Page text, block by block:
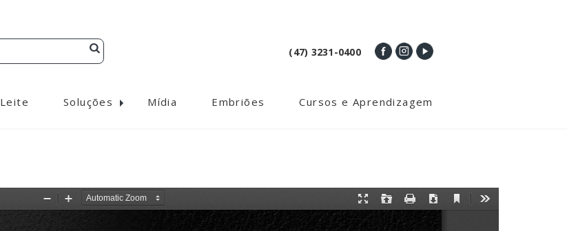
(47) 3231-0400
Leite Soluções Mídia Embriões Cursos e Aprendizagem